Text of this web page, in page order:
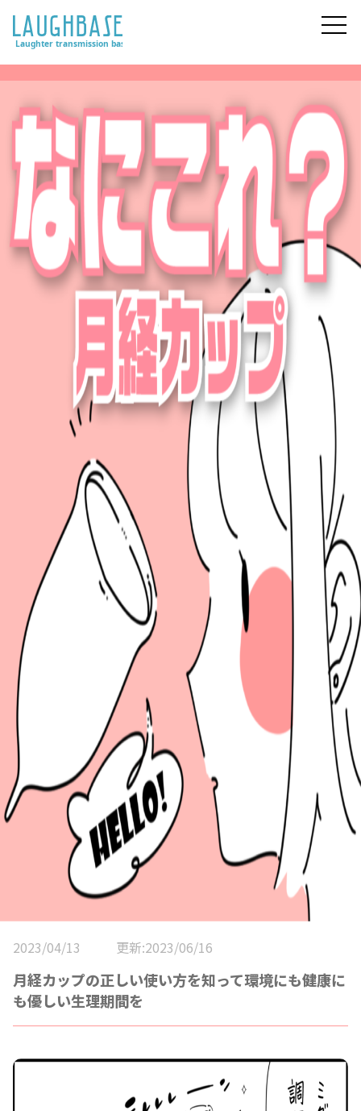
2023/04/13 更新:2023/06/16
月経カップの正しい使い方を知って環境にも健康に
も優しい生理期間を